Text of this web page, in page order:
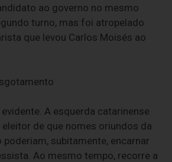
ao governo no mesmo
turno, mas foi atropelado
que levou Carlos Moisés ao
A esquerda catarinense
de que nomes oriundos da
subitamente, encarnar
Ao mesmo tempo, recorre a